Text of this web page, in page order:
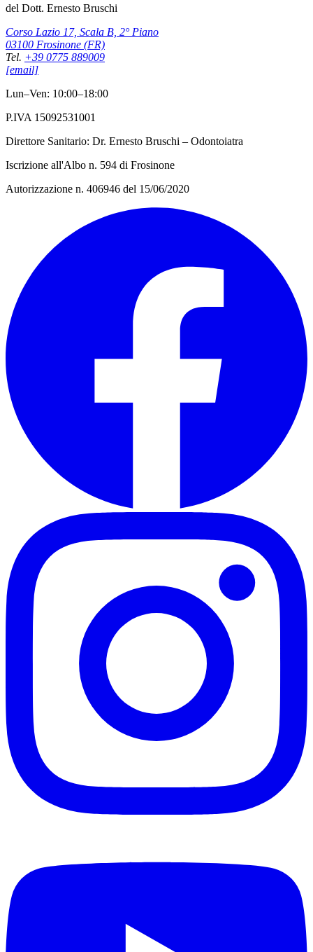
del Dott. Ernesto Bruschi
Corso Lazio 17, Scala B, 2° Piano
03100 Frosinone (FR)
Tel. +39 0775 889009
[email]
Lun–Ven: 10:00–18:00
P.IVA 15092531001
Direttore Sanitario: Dr. Ernesto Bruschi – Odontoiatra
Iscrizione all'Albo n. 594 di Frosinone
Autorizzazione n. 406946 del 15/06/2020